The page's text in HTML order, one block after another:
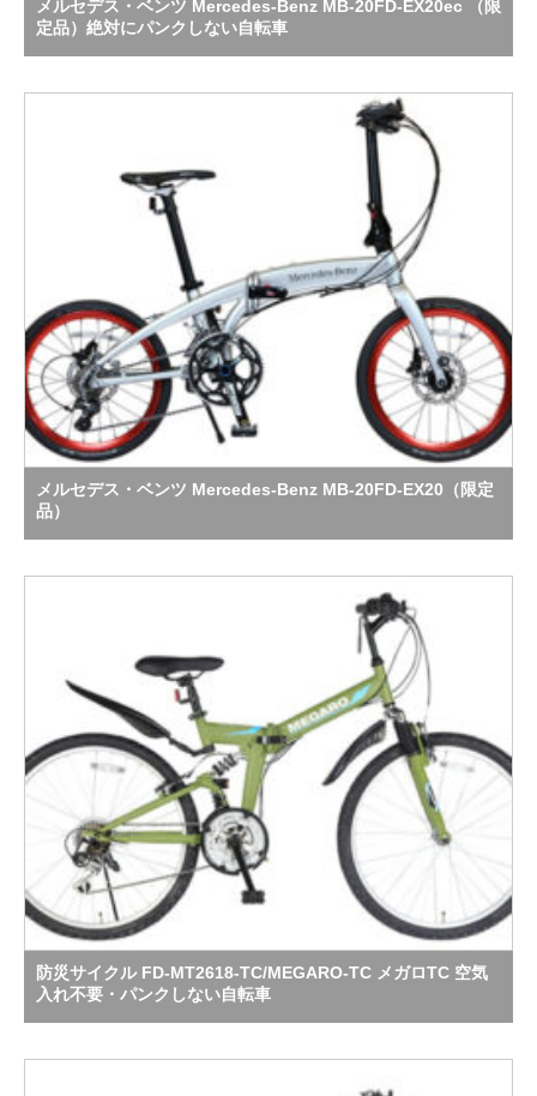
メルセデス・ベンツ Mercedes-Benz MB-20FD-EX20ec （限
定品）絶対にパンクしない自転車
メルセデス・ベンツ Mercedes-Benz MB-20FD-EX20（限定
品）
防災サイクル FD-MT2618-TC/MEGARO-TC メガロTC 空気
入れ不要・パンクしない自転車